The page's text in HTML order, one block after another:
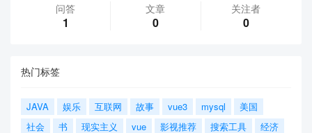
问答
1
文章
0
关注者
0
热门标签
JAVA 娱乐 互联网 故事 vue3 mysql
美国
社会
书 现实主义 vue 影视推荐 搜索工具
经济